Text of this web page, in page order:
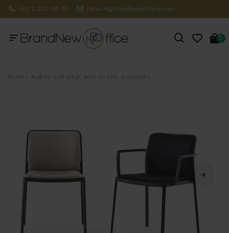
+32 2 310 98 30 service@brandnewoffice.com
0
Home Audrey Soft siège avec ou sans accoudoirs